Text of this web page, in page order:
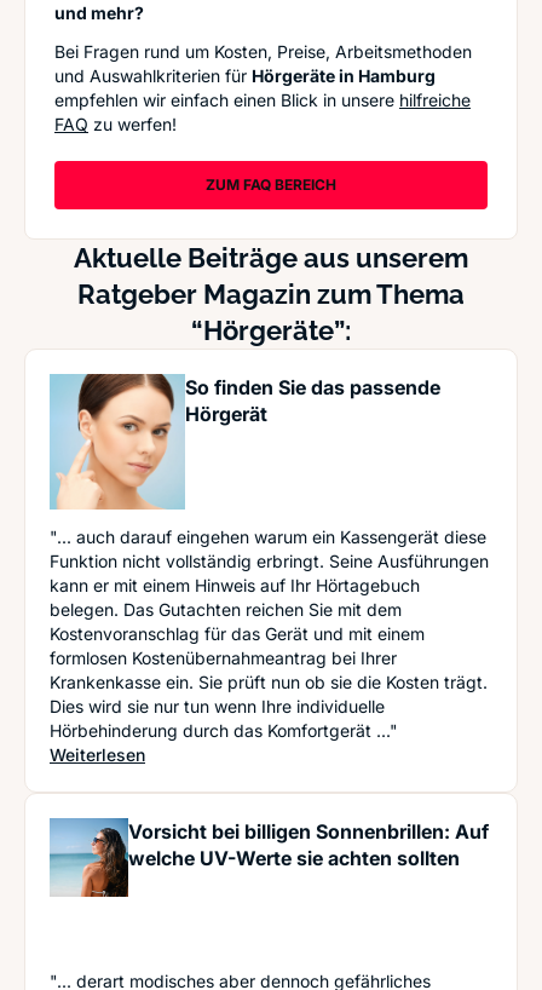
und mehr?
Bei Fragen rund um Kosten, Preise, Arbeitsmethoden
und Auswahlkriterien für Hörgeräte in Hamburg
empfehlen wir einfach einen Blick in unsere hilfreiche
FAQ zu werfen!
ZUM FAQ BEREICH
Aktuelle Beiträge aus unserem
Ratgeber Magazin zum Thema
“Hörgeräte”:
So finden Sie das passende
Hörgerät
"... auch darauf eingehen warum ein Kassengerät diese
Funktion nicht vollständig erbringt. Seine Ausführungen
kann er mit einem Hinweis auf Ihr Hörtagebuch
belegen. Das Gutachten reichen Sie mit dem
Kostenvoranschlag für das Gerät und mit einem
formlosen Kostenübernahmeantrag bei Ihrer
Krankenkasse ein. Sie prüft nun ob sie die Kosten trägt.
Dies wird sie nur tun wenn Ihre individuelle
Hörbehinderung durch das Komfortgerät ..."
Weiterlesen: So finden Sie das passende Hörgerät
Vorsicht bei billigen Sonnenbrillen: Auf
welche UV-Werte sie achten sollten
"... derart modisches aber dennoch gefährliches